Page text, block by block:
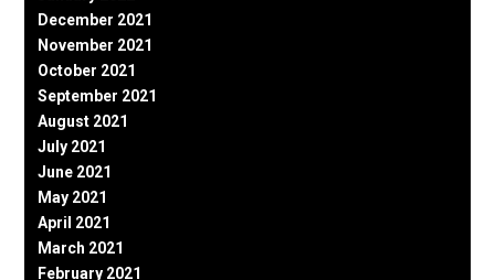
December 2021
November 2021
October 2021
September 2021
August 2021
July 2021
June 2021
May 2021
April 2021
March 2021
February 2021